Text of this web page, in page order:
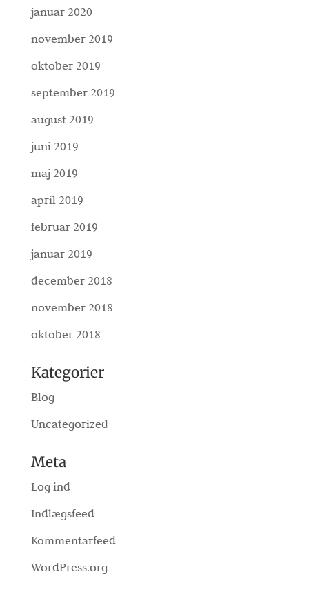
januar 2020
november 2019
oktober 2019
september 2019
august 2019
juni 2019
maj 2019
april 2019
februar 2019
januar 2019
december 2018
november 2018
oktober 2018
Kategorier
Blog
Uncategorized
Meta
Log ind
Indlægsfeed
Kommentarfeed
WordPress.org